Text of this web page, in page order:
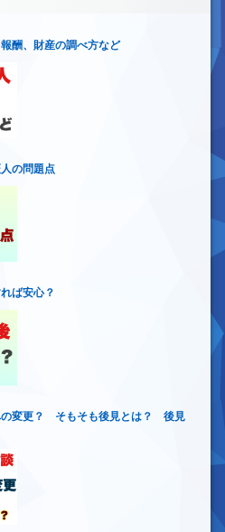
酬、財産の調べ方など
の問題点
ば安心？
の変更？ そもそも後見とは？ 後見